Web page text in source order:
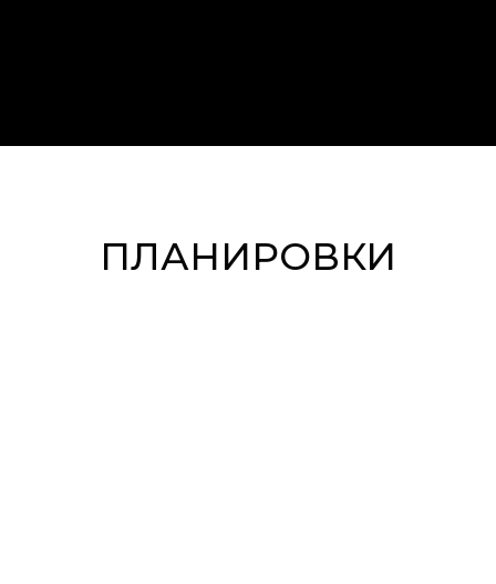
ПЛАНИРОВКИ